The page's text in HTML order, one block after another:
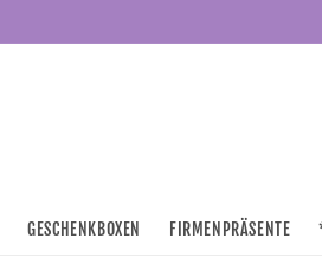
GESCHENKBOXEN FIRMENPRÄSENTE